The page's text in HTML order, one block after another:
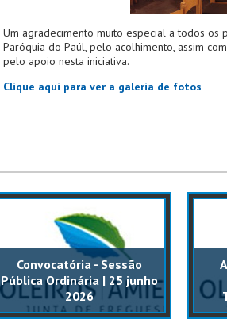
Um agradecimento muito especial a todos os
Paróquia do Paúl, pelo acolhimento, assim
pelo apoio nesta iniciativa.
Clique aqui para ver a galeria de fotos
Convocatória - Sessão
Pública Ordinária | 25 junho
2026